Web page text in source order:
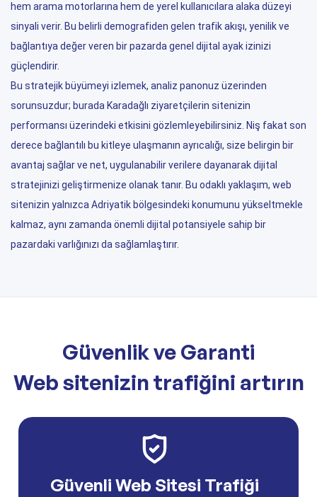
hem arama motorlarına hem de yerel kullanıcılara alaka düzeyi
sinyali verir. Bu belirli demografiden gelen trafik akışı, yenilik ve
bağlantıya değer veren bir pazarda genel dijital ayak izinizi
güçlendirir.
Bu stratejik büyümeyi izlemek, analiz panonuz üzerinden
sorunsuzdur; burada Karadağlı ziyaretçilerin sitenizin
performansı üzerindeki etkisini gözlemleyebilirsiniz. Niş fakat son
derece bağlantılı bu kitleye ulaşmanın ayrıcalığı, size belirgin bir
avantaj sağlar ve net, uygulanabilir verilere dayanarak dijital
stratejinizi geliştirmenize olanak tanır. Bu odaklı yaklaşım, web
sitenizin yalnızca Adriyatik bölgesindeki konumunu yükseltmekle
kalmaz, aynı zamanda önemli dijital potansiyele sahip bir
pazardaki varlığınızı da sağlamlaştırır.
Güvenlik ve Garanti
Web sitenizin trafiğini artırın
Güvenli Web Sitesi Trafiği